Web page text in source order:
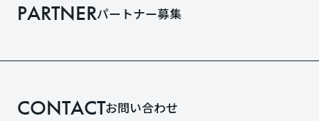
PARTNERパートナー募集
CONTACTお問い合わせ